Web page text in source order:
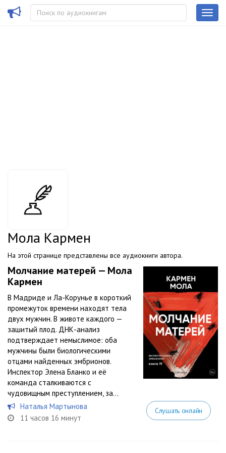
Мола Кармен
На этой странице представлены все аудиокниги автора.
Молчание матерей — Мола
Кармен
В Мадриде и Ла-Корунье в короткий
промежуток времени находят тела
двух мужчин. В животе каждого —
зашитый плод. ДНК-анализ
подтверждает немыслимое: оба
мужчины были биологическими
отцами найденных эмбрионов.
Инспектор Элена Бланко и её
команда сталкиваются с
чудовищным преступлением, за...
Наталья Мартынова
11 часов 16 минут
Слушать онлайн